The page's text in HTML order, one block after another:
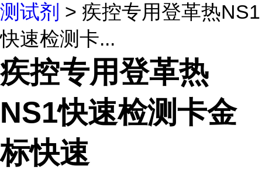
测试剂 > 疾控专用登革热NS1
快速检测卡...
疾控专用登革热
NS1快速检测卡金
标快速